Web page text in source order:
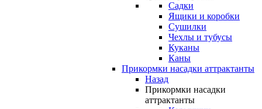
Садки
Ящики и коробки
Сушилки
Чехлы и тубусы
Куканы
Каны
Прикормки насадки аттрактанты
Назад
Прикормки насадки
аттрактанты